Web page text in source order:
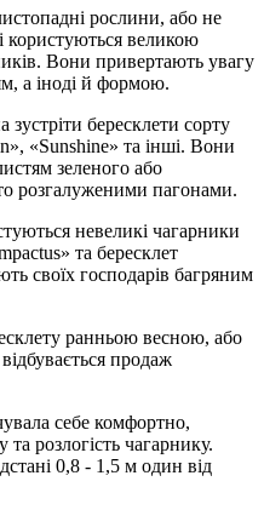
рослини, або не
користуються великою
Вони привертають увагу
а іноді й формою.
бересклети сорту
«Sunshine» та інші. Вони
зеленого або
розгалуженими пагонами.
невеликі чагарники
та бересклет
своїх господарів багряним
ранньою весною, або
продаж
себе комфортно,
та розлогість чагарнику.
0,8 - 1,5 м один від